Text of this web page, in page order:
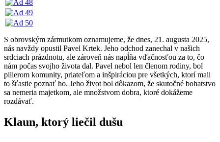
S obrovským zármutkom oznamujeme, že dnes, 21. augusta 2025,
nás navždy opustil Pavel Krtek. Jeho odchod zanechal v našich
srdciach prázdnotu, ale zároveň nás napĺňa vďačnosťou za to, čo
nám počas svojho života dal. Pavel nebol len členom rodiny, bol
pilierom komunity, priateľom a inšpiráciou pre všetkých, ktorí mali
to šťastie poznať ho. Jeho život bol dôkazom, že skutočné bohatstvo
sa nemeria majetkom, ale množstvom dobra, ktoré dokážeme
rozdávať.
​Klaun, ktorý liečil dušu​